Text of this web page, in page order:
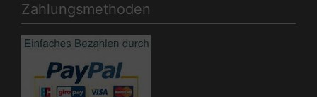
Zahlungsmethoden